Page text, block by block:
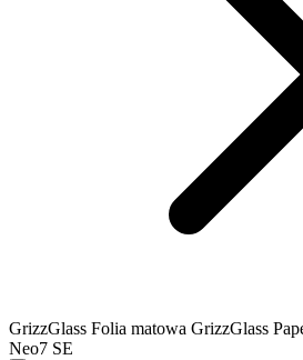
GrizzGlass Folia matowa GrizzGlass
Neo7 SE